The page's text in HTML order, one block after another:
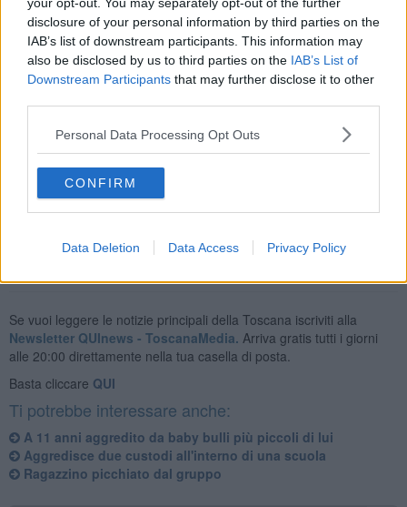
disclosure of your personal information by third parties on the
IAB’s list of downstream participants. This information may
also be disclosed by us to third parties on the IAB’s List of
Downstream Participants that may further disclose it to other
Personal Data Processing Opt Outs
CONFIRM
Data Deletion Data Access Privacy Policy
vittime hanno sporto denunciaai militari, facendo così scattare le
indagini. I carabinieri hanno visionato le immagini delletelecamere
per la sorveglianzainstallate nelle vicinanze del luogo
dell’accaduto. Grazie a queste e a ulteriori indagini, i militari sono
così risaliti ai due aggressori.
Vista l’età dei due, i provvedimenti del caso sono stati demandati
alla Procura della Repubblica presso il
di Firenze.
Se vuoi leggere le notizie principali della Toscana iscriviti alla
Newsletter QUInews - ToscanaMedia. Arriva gratis tutti i giorni
alle 20:00 direttamente nella tua casella di posta.
Basta cliccare QUI
Ti potrebbe interessare anche:
A 11 anni aggredito da baby bulli più piccoli di lui
Aggredisce due custodi all'interno di una scuola
Ragazzino picchiato dal gruppo